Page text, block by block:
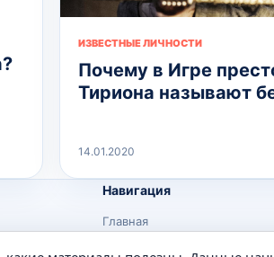
ИЗВЕСТНЫЕ ЛИЧНОСТИ
Почему в Игре
Тириона называют
14.01.2020
Навигация
Главная